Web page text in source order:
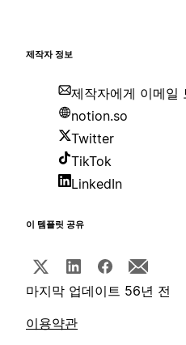
제작자 정보
제작자에게 이메일
notion.so
Twitter
TikTok
LinkedIn
이 템플릿 공유
마지막 업데이트 56년 전
이용약관